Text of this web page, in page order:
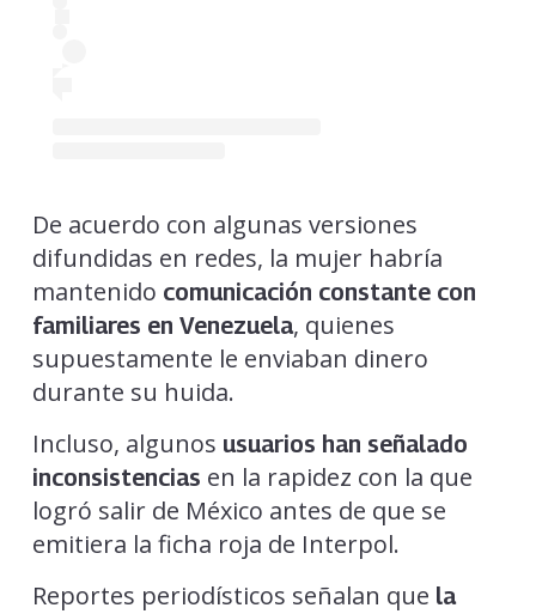
De acuerdo con algunas versiones
difundidas en redes, la mujer habría
mantenido comunicación constante con
familiares en Venezuela, quienes
supuestamente le enviaban dinero
durante su huida.
Incluso, algunos usuarios han señalado
inconsistencias en la rapidez con la que
logró salir de México antes de que se
emitiera la ficha roja de Interpol.
Reportes periodísticos señalan que la